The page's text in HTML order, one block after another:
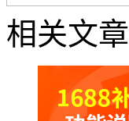
相关文章